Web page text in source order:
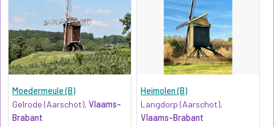
Moedermeule (B)
Gelrode (Aarschot), Vlaams-
Brabant
Heimolen (B)
Langdorp (Aarschot),
Vlaams-Brabant